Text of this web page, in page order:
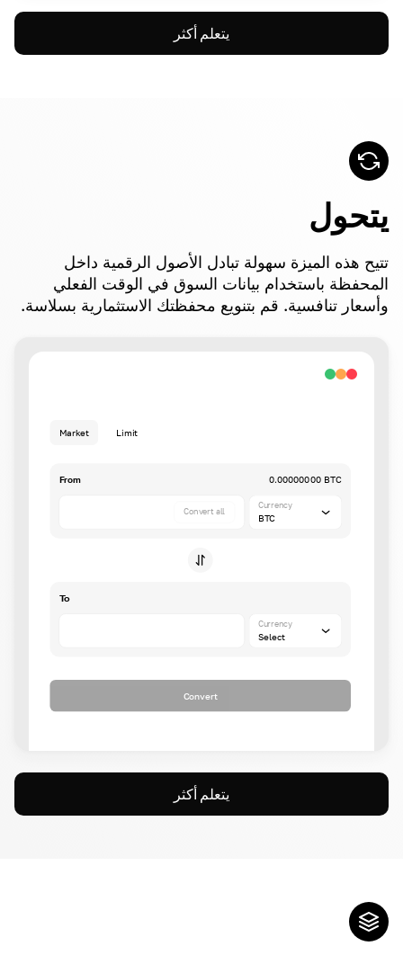
يتعلم أكثر
يتحول
تتيح هذه الميزة سهولة تبادل الأصول الرقمية داخل
المحفظة باستخدام بيانات السوق في الوقت الفعلي
وأسعار تنافسية. قم بتنويع محفظتك الاستثمارية بسلاسة.
Market Limit
From 0.00000000 BTC
Convert all
Currency
BTC
To
Currency
Select
Convert
يتعلم أكثر